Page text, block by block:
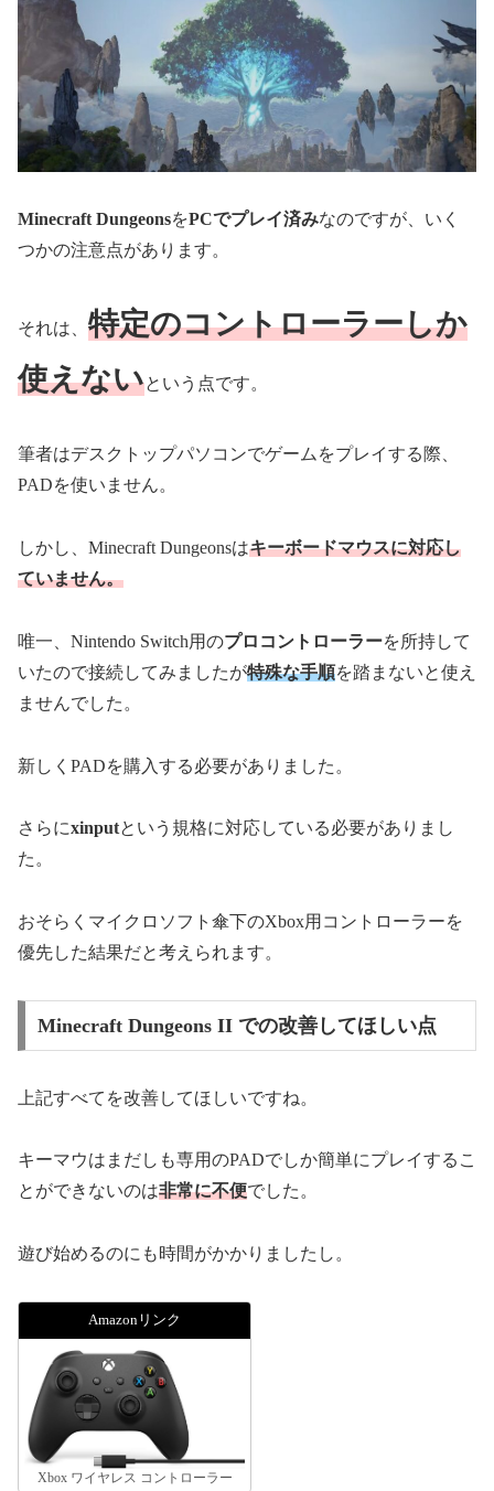
Minecraft DungeonsをPCでプレイ済みなのですが、いく
つかの注意点があります。
それは、 特定のコントローラーしか
使えないという点です。
筆者はデスクトップパソコンでゲームをプレイする際、
PADを使いません。
しかし、Minecraft Dungeonsはキーボードマウスに対応し
ていません。
唯一、Nintendo Switch用のプロコントローラーを所持して
いたので接続してみましたが特殊な手順を踏まないと使え
ませんでした。
新しくPADを購入する必要がありました。
さらにxinputという規格に対応している必要がありまし
た。
おそらくマイクロソフト傘下のXbox用コントローラーを
優先した結果だと考えられます。
Minecraft Dungeons II での改善してほしい点
上記すべてを改善してほしいですね。
キーマウはまだしも専用のPADでしか簡単にプレイするこ
とができないのは非常に不便でした。
遊び始めるのにも時間がかかりましたし。
Amazonリンク
Xbox ワイヤレス コントローラー